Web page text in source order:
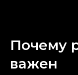
Почему
важен